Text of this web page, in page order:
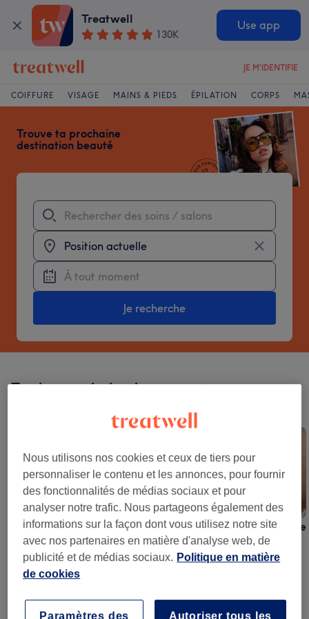
Treatwell
130K
Use app
Treatwell
JE M'IDENTIFIE
COIFFURE VISAGE MAINS & PIEDS ÉPILATION CORPS
Trouve ta prochaine
destination beauté
Je recherche
Tendances virales du moment
Ongles Percés Rose Pêche
Rehaussement De
Cils Coréen
La meilleure façon de réserver vos soins beauté
Nous utilisons nos cookies et ceux de tiers pour
personnaliser le contenu et les annonces, pour fournir
des fonctionnalités de médias sociaux et pour
analyser notre trafic. Nous partageons également des
informations sur la façon dont vous utilisez notre site
avec nos partenaires en matière d'analyse web, de
publicité et de médias sociaux. Politique en matière
de cookies
Autoriser tous les
Paramètres des